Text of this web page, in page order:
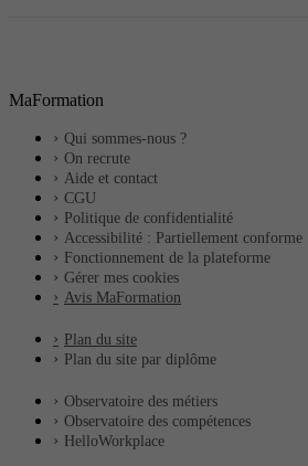
MaFormation
Qui sommes-nous ?
On recrute
Aide et contact
CGU
Politique de confidentialité
Accessibilité : Partiellement conforme
Fonctionnement de la plateforme
Gérer mes cookies
Avis MaFormation
Plan du site
Plan du site par diplôme
Observatoire des métiers
Observatoire des compétences
HelloWorkplace